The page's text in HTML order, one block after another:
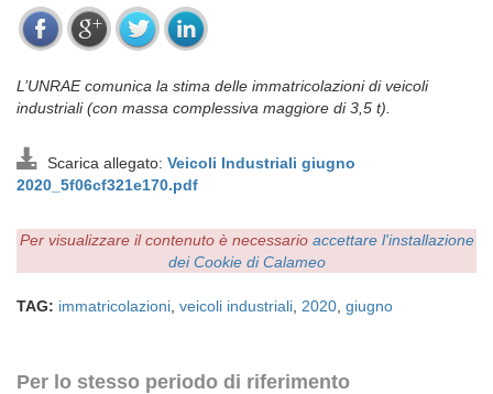
L’UNRAE comunica la stima delle immatricolazioni di veicoli
industriali (con massa complessiva maggiore di 3,5 t).
Scarica allegato: Veicoli Industriali giugno
2020_5f06cf321e170.pdf
Per visualizzare il contenuto è necessario accettare l'installazione
dei Cookie di Calameo
TAG: immatricolazioni veicoli industriali 2020 giugno
Per lo stesso periodo di riferimento